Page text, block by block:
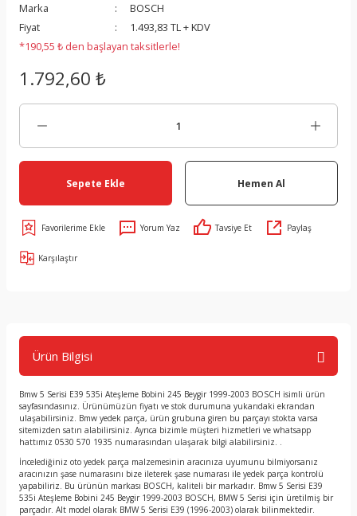
Marka
BOSCH
Fiyat
1.493,83 TL + KDV
*190,55 ₺ den başlayan taksitlerle!
1.792,60 ₺
Sepete Ekle Hemen Al
Yorum Yaz Tavsiye Et Paylaş
Karşılaştır
Ürün Bilgisi
Bmw 5 Serisi E39 535i Ateşleme Bobini 245 Beygir 1999-2003 BOSCH isimli ürün
sayfasındasınız. Ürünümüzün fiyatı ve stok durumuna yukarıdaki ekrandan
ulaşabilirsiniz. Bmw yedek parça, ürün grubuna giren bu parçayı stokta varsa
sitemizden satın alabilirsiniz. Ayrıca bizimle müşteri hizmetleri ve whatsapp
hattımız 0530 570 1935 numarasından ulaşarak bilgi alabilirsiniz. .
İncelediğiniz oto yedek parça malzemesinin aracınıza uyumunu bilmiyorsanız
aracınızın şase numarasını bize ileterek şase numarası ile yedek parça kontrolü
yapabiliriz. Bu ürünün markası BOSCH, kaliteli bir markadır. Bmw 5 Serisi E39
535i Ateşleme Bobini 245 Beygir 1999-2003 BOSCH, BMW 5 Serisi için üretilmiş bir
parçadır. Alt model olarak BMW 5 Serisi E39 (1996-2003) olarak bilinmektedir.